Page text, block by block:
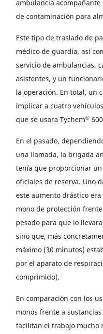
ambulancia
de contaminación para
Este tipo de traslado de
médico de guardia, así
servicio de ambulancias,
asistentes, y un
la operación. En total, un
implicar a cuatro
que se usara Tychem®
En el pasado,
una llamada, la brigada
tenía que proporcionar
oficiales de reserva. Uno
este aumento drástico
mono de protección
pesado para que lo
sino que, más
máximo (30 minutos)
por el aparato de
comprimido).
En comparación con los
monos frente a
facilitan el trabajo mucho